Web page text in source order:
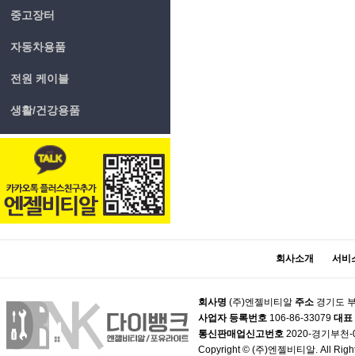
중고장터
자동차용품
전원 케이블
생활/건강용품
회사소개 서비
회사명 (주)엔젤비티알 주소 경기도
사업자 등록번호 106-86-33079 대표
통신판매업신고번호 2020-경기부천
Copyright © (주)엔젤비티알. All